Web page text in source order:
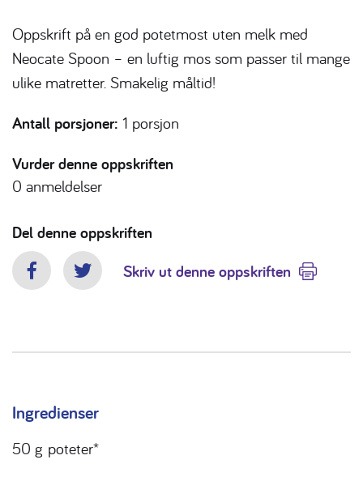
Oppskrift på en god potetmost uten melk med
Neocate Spoon – en luftig mos som passer til mange
ulike matretter. Smakelig måltid!
Antall porsjoner: 1 porsjon
Vurder denne oppskriften
0 anmeldelser
Del denne oppskriften
FacebookTwitterSkriv ut denne oppskriften
Ingredienser
50 g poteter*